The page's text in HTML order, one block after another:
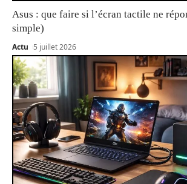
Asus : que faire si l’écran tactile ne
simple)
Actu 5 juillet 2026